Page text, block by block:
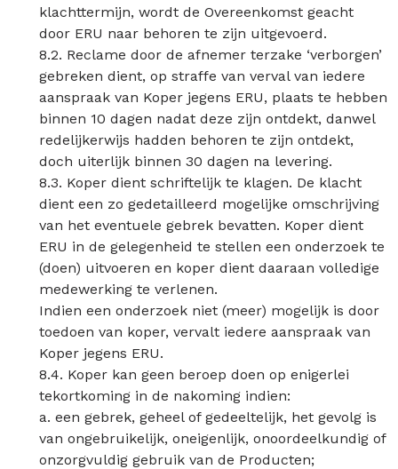
klachttermijn, wordt de Overeenkomst geacht
door ERU naar behoren te zijn uitgevoerd.
8.2. Reclame door de afnemer terzake ‘verborgen’
gebreken dient, op straffe van verval van iedere
aanspraak van Koper jegens ERU, plaats te hebben
binnen 10 dagen nadat deze zijn ontdekt, danwel
redelijkerwijs hadden behoren te zijn ontdekt,
doch uiterlijk binnen 30 dagen na levering.
8.3. Koper dient schriftelijk te klagen. De klacht
dient een zo gedetailleerd mogelijke omschrijving
van het eventuele gebrek bevatten. Koper dient
ERU in de gelegenheid te stellen een onderzoek te
(doen) uitvoeren en koper dient daaraan volledige
medewerking te verlenen.
Indien een onderzoek niet (meer) mogelijk is door
toedoen van koper, vervalt iedere aanspraak van
Koper jegens ERU.
8.4. Koper kan geen beroep doen op enigerlei
tekortkoming in de nakoming indien:
a. een gebrek, geheel of gedeeltelijk, het gevolg is
van ongebruikelijk, oneigenlijk, onoordeelkundig of
onzorgvuldig gebruik van de Producten;